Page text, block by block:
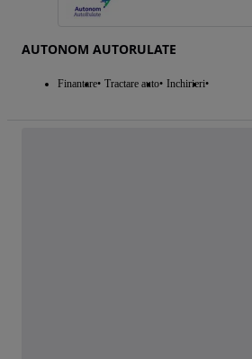
AUTONOM AUTORULATE
Finantare Tractare auto Inchirieri